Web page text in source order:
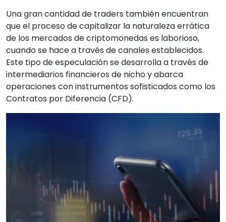
Una gran cantidad de traders también encuentran
que el proceso de capitalizar la naturaleza errática
de los mercados de criptomonedas es laborioso,
cuando se hace a través de canales establecidos.
Este tipo de especulación se desarrolla a través de
intermediarios financieros de nicho y abarca
operaciones con instrumentos sofisticados como los
Contratos por Diferencia (CFD).